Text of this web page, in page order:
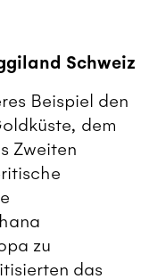
Schweiz
Beispiel den
dem
Zweiten
zu
das